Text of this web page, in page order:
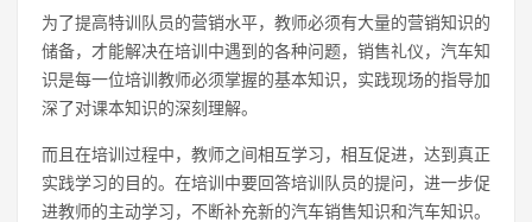
为了提高特训队员的营销水平，教师必须有大量的营销知识的
储备，才能解决在培训中遇到的各种问题，销售礼仪，汽车知
识是每一位培训教师必须掌握的基本知识，实践现场的指导加
深了对课本知识的深刻理解。
而且在培训过程中，教师之间相互学习，相互促进，达到真正
实践学习的目的。在培训中要回答培训队员的提问，进一步促
进教师的主动学习，不断补充新的汽车销售知识和汽车知识。